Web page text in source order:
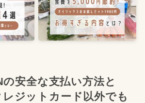
安全な支払い方法と
ジットカード以外でも